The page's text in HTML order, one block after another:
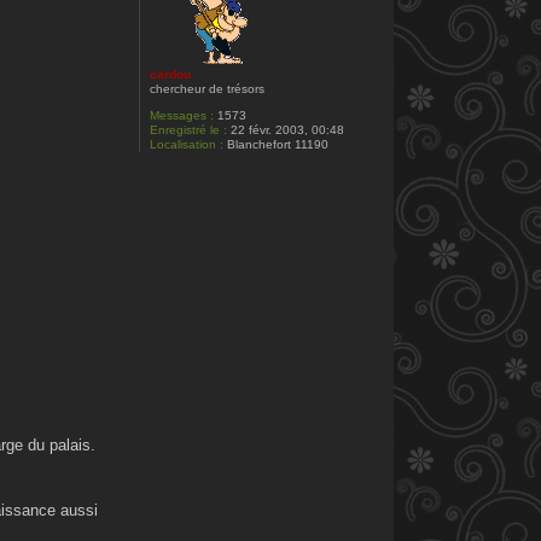
cardou
chercheur de trésors
Messages : 1573
Enregistré le : 22 févr. 2003, 00:48
Localisation : Blanchefort 11190
du palais.
aussi